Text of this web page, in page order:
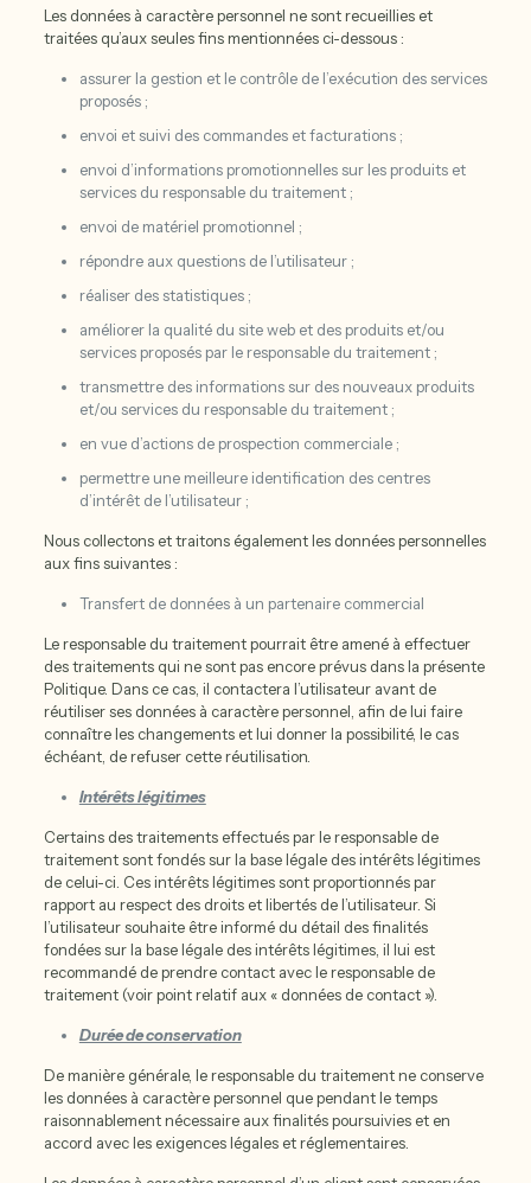
Les données à caractère personnel ne sont recueillies et
traitées qu’aux seules fins mentionnées ci-dessous :
assurer la gestion et le contrôle de l’exécution des services
proposés ;
envoi et suivi des commandes et facturations ;
envoi d’informations promotionnelles sur les produits et
services du responsable du traitement ;
envoi de matériel promotionnel ;
répondre aux questions de l’utilisateur ;
réaliser des statistiques ;
améliorer la qualité du site web et des produits et/ou
services proposés par le responsable du traitement ;
transmettre des informations sur des nouveaux produits
et/ou services du responsable du traitement ;
en vue d’actions de prospection commerciale ;
permettre une meilleure identification des centres
d’intérêt de l’utilisateur ;
Nous collectons et traitons également les données personnelles
aux fins suivantes :
Transfert de données à un partenaire commercial
Le responsable du traitement pourrait être amené à effectuer
des traitements qui ne sont pas encore prévus dans la présente
Politique. Dans ce cas, il contactera l’utilisateur avant de
réutiliser ses données à caractère personnel, afin de lui faire
connaître les changements et lui donner la possibilité, le cas
échéant, de refuser cette réutilisation.
Intérêts légitimes
Certains des traitements effectués par le responsable de
traitement sont fondés sur la base légale des intérêts légitimes
de celui-ci. Ces intérêts légitimes sont proportionnés par
rapport au respect des droits et libertés de l’utilisateur. Si
l’utilisateur souhaite être informé du détail des finalités
fondées sur la base légale des intérêts légitimes, il lui est
recommandé de prendre contact avec le responsable de
traitement (voir point relatif aux « données de contact »).
Durée de conservation
De manière générale, le responsable du traitement ne conserve
les données à caractère personnel que pendant le temps
raisonnablement nécessaire aux finalités poursuivies et en
accord avec les exigences légales et réglementaires.